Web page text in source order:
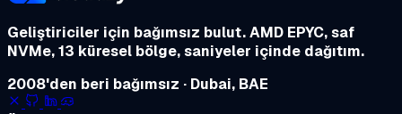
Geliştiriciler için bağımsız bulut.AMD EPYC, saf
NVMe, 13 küresel bölge, saniyeler içinde dağıtım.
2008'den beri bağımsız · Dubai, BAE